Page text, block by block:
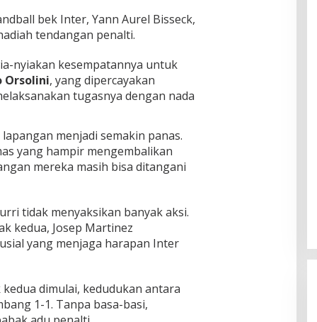
bek Inter, Yann Aurel Bisseck,
tendangan penalti.
nyiakan kesempatannya untuk
Orsolini, yang dipercayakan
tugasnya dengan nada
menjadi semakin panas.
yang hampir mengembalikan
mereka masih bisa ditangani
tidak menyaksikan banyak aksi.
kedua, Josep Martinez
yang menjaga harapan Inter
dimulai, kedudukan antara
1-1. Tanpa basa-basi,